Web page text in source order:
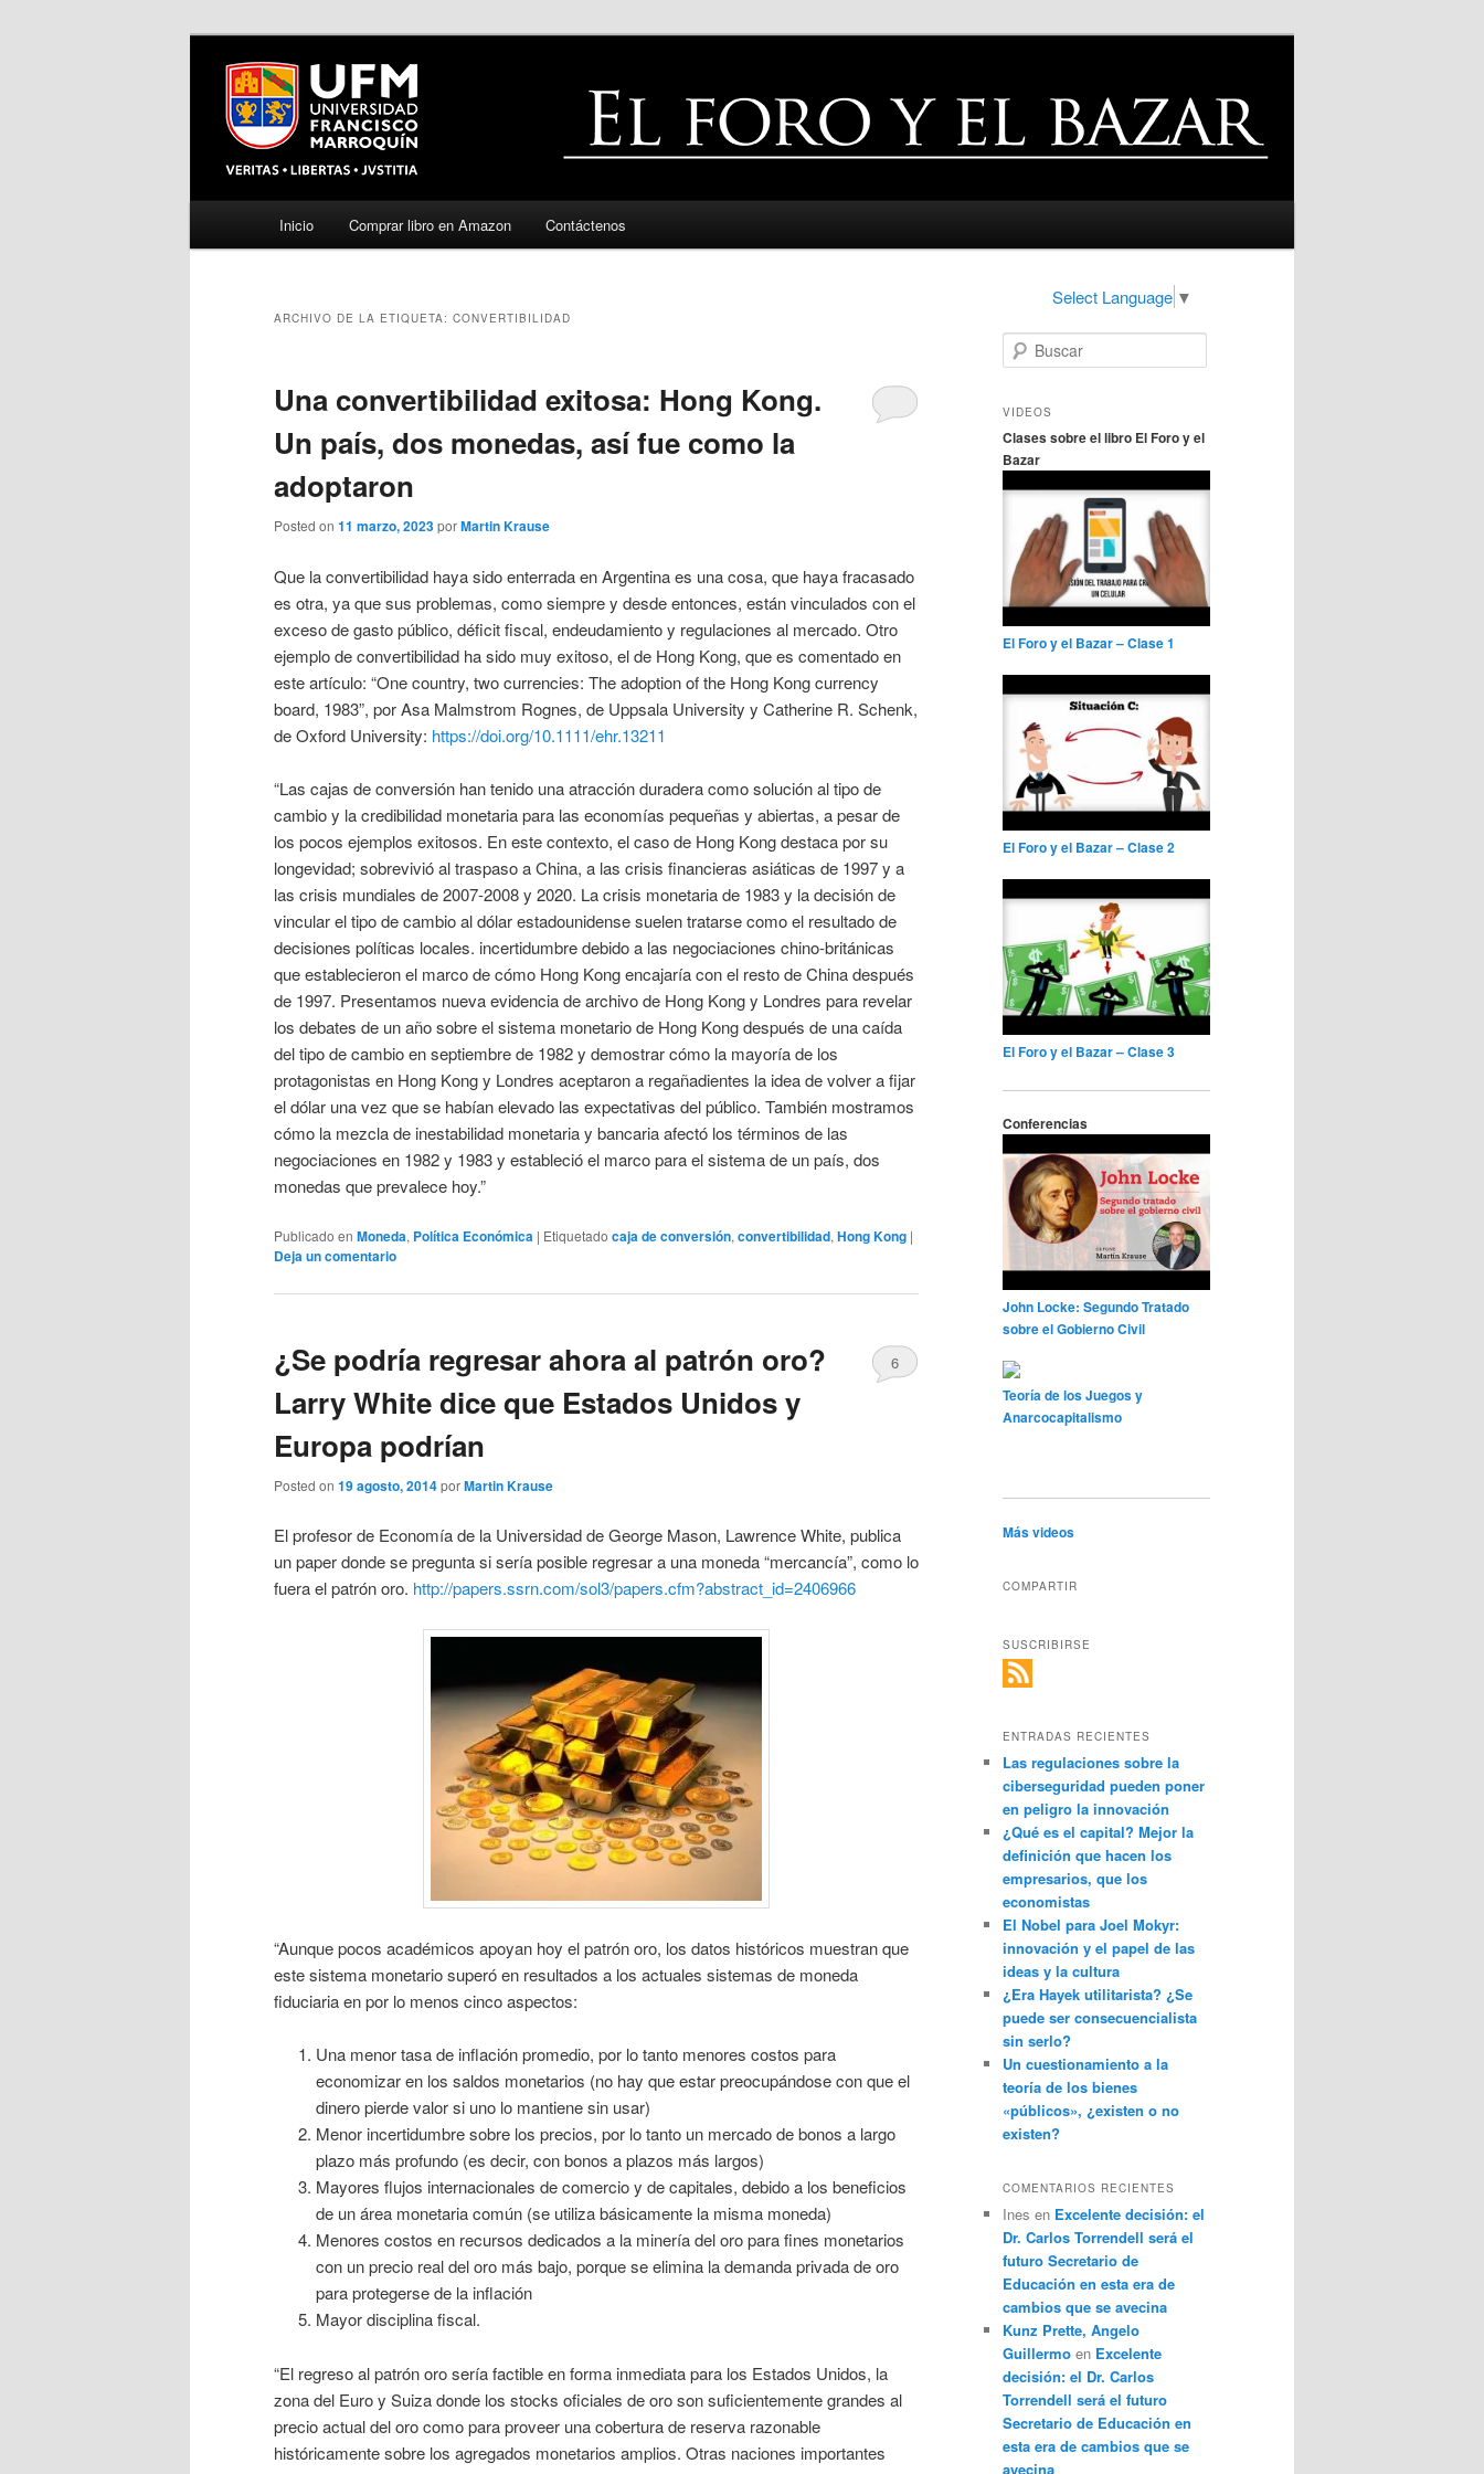
Ir
principal
Ir
secundario
Inicio Comprar libro en Amazon Contáctenos
Select Language ▼
ARCHIVO DE LA ETIQUETA: CONVERTIBILIDAD
Una convertibilidad exitosa: Hong Kong.
Un país, dos monedas, así fue como la
adoptaron
Posted on 11 marzo, 2023porMartin Krause
Que la convertibilidad haya sido enterrada en Argentina es una cosa, que haya fracasado
es otra, ya que sus problemas, como siempre y desde entonces, están vinculados con el
exceso de gasto público, déficit fiscal, endeudamiento y regulaciones al mercado. Otro
ejemplo de convertibilidad ha sido muy exitoso, el de Hong Kong, que es comentado en
este artículo: “One country, two currencies: The adoption of the Hong Kong currency
board, 1983”, por Asa Malmstrom Rognes, de Uppsala University y Catherine R. Schenk,
de Oxford University: https://doi.org/10.1111/ehr.13211
“Las cajas de conversión han tenido una atracción duradera como solución al tipo de
cambio y la credibilidad monetaria para las economías pequeñas y abiertas, a pesar de
los pocos ejemplos exitosos. En este contexto, el caso de Hong Kong destaca por su
longevidad; sobrevivió al traspaso a China, a las crisis financieras asiáticas de 1997 y a
las crisis mundiales de 2007-2008 y 2020. La crisis monetaria de 1983 y la decisión de
vincular el tipo de cambio al dólar estadounidense suelen tratarse como el resultado de
decisiones políticas locales. incertidumbre debido a las negociaciones chino-británicas
que establecieron el marco de cómo Hong Kong encajaría con el resto de China después
de 1997. Presentamos nueva evidencia de archivo de Hong Kong y Londres para revelar
los debates de un año sobre el sistema monetario de Hong Kong después de una caída
del tipo de cambio en septiembre de 1982 y demostrar cómo la mayoría de los
protagonistas en Hong Kong y Londres aceptaron a regañadientes la idea de volver a fijar
el dólar una vez que se habían elevado las expectativas del público. También mostramos
cómo la mezcla de inestabilidad monetaria y bancaria afectó los términos de las
negociaciones en 1982 y 1983 y estableció el marco para el sistema de un país, dos
monedas que prevalece hoy.”
Publicado en Moneda, Política Económica | Etiquetado caja de conversión, convertibilidad, Hong Kong |
Deja un comentario
¿Se podría regresar ahora al patrón oro?
Larry White dice que Estados Unidos y
Europa podrían
Posted on 19 agosto, 2014porMartin Krause
6
El profesor de Economía de la Universidad de George Mason, Lawrence White, publica
un paper donde se pregunta si sería posible regresar a una moneda “mercancía”, como lo
fuera el patrón oro. http://papers.ssrn.com/sol3/papers.cfm?abstract_id=2406966
“Aunque pocos académicos apoyan hoy el patrón oro, los datos históricos muestran que
este sistema monetario superó en resultados a los actuales sistemas de moneda
fiduciaria en por lo menos cinco aspectos:
Una menor tasa de inflación promedio, por lo tanto menores costos para
economizar en los saldos monetarios (no hay que estar preocupándose con que el
dinero pierde valor si uno lo mantiene sin usar)
Menor incertidumbre sobre los precios, por lo tanto un mercado de bonos a largo
plazo más profundo (es decir, con bonos a plazos más largos)
Mayores flujos internacionales de comercio y de capitales, debido a los beneficios
de un área monetaria común (se utiliza básicamente la misma moneda)
Menores costos en recursos dedicados a la minería del oro para fines monetarios
con un precio real del oro más bajo, porque se elimina la demanda privada de oro
para protegerse de la inflación
Mayor disciplina fiscal.
“El regreso al patrón oro sería factible en forma inmediata para los Estados Unidos, la
zona del Euro y Suiza donde los stocks oficiales de oro son suficientemente grandes al
precio actual del oro como para proveer una cobertura de reserva razonable
históricamente sobre los agregados monetarios amplios. Otras naciones importantes
u
c
r
VIDEOS
Clases sobre el libro El Foro y el
Bazar
El Foro y el Bazar – Clase 1
El Foro y el Bazar – Clase 2
El Foro y el Bazar – Clase 3
Conferencias
John Locke: Segundo Tratado
sobre el Gobierno Civil
Teoría de los Juegos y
Anarcocapitalismo
Más videos
COMPARTIR
SUSCRIBIRSE
ENTRADAS RECIENTES
Las regulaciones sobre la
ciberseguridad pueden poner
en peligro la innovación
¿Qué es el capital? Mejor la
definición que hacen los
empresarios, que los
economistas
El Nobel para Joel Mokyr:
innovación y el papel de las
ideas y la cultura
¿Era Hayek utilitarista? ¿Se
puede ser consecuencialista
sin serlo?
Un cuestionamiento a la
teoría de los bienes
«públicos», ¿existen o no
existen?
COMENTARIOS RECIENTES
Ines en Excelente decisión: el
Dr. Carlos Torrendell será el
futuro Secretario de
Educación en esta era de
cambios que se avecina
Kunz Prette, Angelo
Guillermo en Excelente
decisión: el Dr. Carlos
Torrendell será el futuro
Secretario de Educación en
esta era de cambios que se
avecina